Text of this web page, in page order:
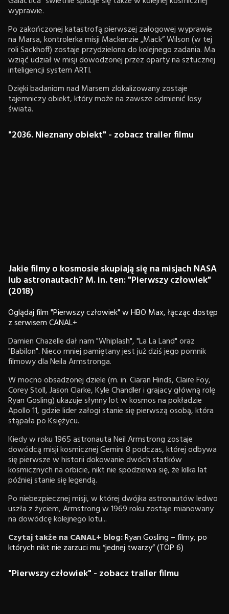
wyprawie.
Po zakończonej katastrofą pierwszej załogowej wyprawie
na Marsa, kontrolerka misji Mackenzie „Mack” Wilson (w tej
roli Sackhoff) zostaje przydzielona do kolejnego zadania. Ma
wziąć udział w misji dowodzonej przez oparty na sztucznej
inteligencji system ARTI.
Dzięki badaniom nad Marsem zlokalizowany zostaje
tajemniczy obiekt, który może na zawsze odmienić losy
świata.
"2036. Nieznany obiekt" - zobacz trailer filmu
Jakie filmy o kosmosie skupiają się na misjach NASA
lub astronautach? M. in. ten: "Pierwszy człowiek"
(2018)
Oglądaj film "Pierwszy człowiek" w HBO Max, łącząc dostęp
z serwisem CANAL+
Damien Chazelle dał nam "Whiplash", "La La Land" oraz
"Babilon". Nieco mniej pamiętany jest już dziś jego pomnik
filmowy dla Neila Armstronga.
W mocno obsadzonej dziele (m. in. Ciaran Hinds, Claire Foy,
Corey Stoll, Jason Clarke, Kyle Chandler i grajacy główną rolę
Ryan Gosling) ukazuje słynny lot w kosmos na pokładzie
Apollo 11, gdzie lider załogi stanie się pierwszą osobą, która
stąpała po Księżycu.
Kiedy w roku 1965 astronauta Neil Armstrong zostaje
dowódcą misji kosmicznej Gemini 8 podczas, której odbywa
się pierwsze w historii dokowanie dwóch statków
kosmicznych na orbicie, nikt nie spodziewa się, że kilka lat
później stanie się legendą.
Po niebezpiecznej misji, w której dwójka astronautów ledwo
uszła z życiem, Armstrong w 1969 roku zostaje mianowany
na dowódcę kolejnego lotu...
Czytaj także na CANAL+ blog:Ryan Gosling – filmy, po
których nikt nie zarzuci mu “jednej twarzy” (TOP 6)
"Pierwszy człowiek" - zobacz trailer filmu